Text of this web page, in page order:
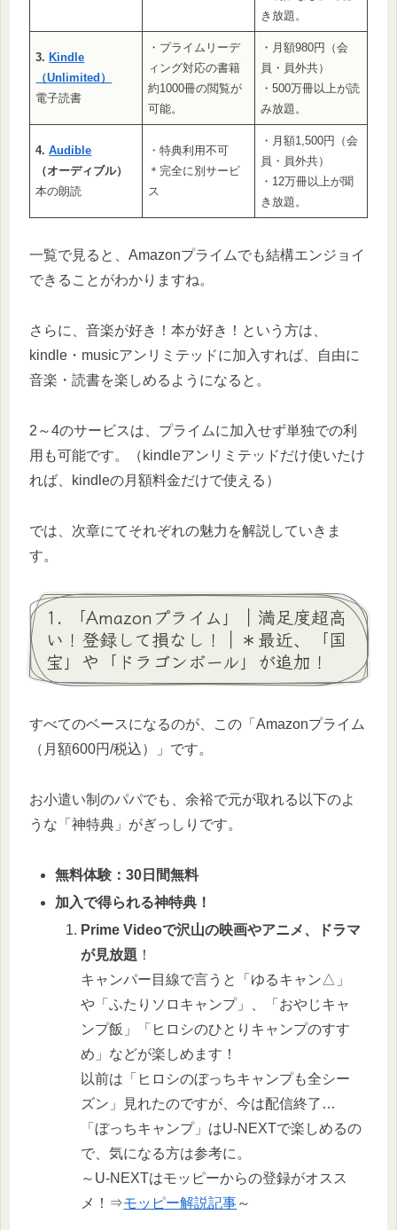
き放題。
3.Kindle
（Unlimited）
電子読書
・プライムリーデ
ィング対応の書籍
約1000冊の閲覧が
可能。
・月額980円（会
員・員外共）
・500万冊以上が読
み放題。
4.Audible
（オーディブル）
本の朗読
・特典利用不可
＊完全に別サービ
ス
・月額1,500円（会
員・員外共）
・12万冊以上が聞
き放題。
一覧で見ると、Amazonプライムでも結構エンジョイ
できることがわかりますね。
さらに、音楽が好き！本が好き！という方は、
kindle・musicアンリミテッドに加入すれば、自由に
音楽・読書を楽しめるようになると。
2～4のサービスは、プライムに加入せず単独での利
用も可能です。（kindleアンリミテッドだけ使いたけ
れば、kindleの月額料金だけで使える）
では、次章にてそれぞれの魅力を解説していきま
す。
1. 「Amazonプライム」｜満足度超高
い！登録して損なし！｜＊最近、「国
宝」や「ドラゴンボール」が追加！
すべてのベースになるのが、この「Amazonプライム
（月額600円/税込）」です。
お小遣い制のパパでも、余裕で元が取れる以下のよ
うな「神特典」がぎっしりです。
無料体験：30日間無料
加入で得られる神特典！
Prime Videoで沢山の映画やアニメ、ドラマ
が見放題 ！
キャンパー目線で言うと「ゆるキャン△」
や「ふたりソロキャンプ」、「おやじキャ
ンプ飯」「ヒロシのひとりキャンプのすす
め」などが楽しめます！
以前は「ヒロシのぼっちキャンプも全シー
ズン」見れたのですが、今は配信終了…
「ぼっちキャンプ」はU‐NEXTで楽しめるの
で、気になる方は参考に。
～U-NEXTはモッピーからの登録がオスス
メ！⇒モッピー解説記事～